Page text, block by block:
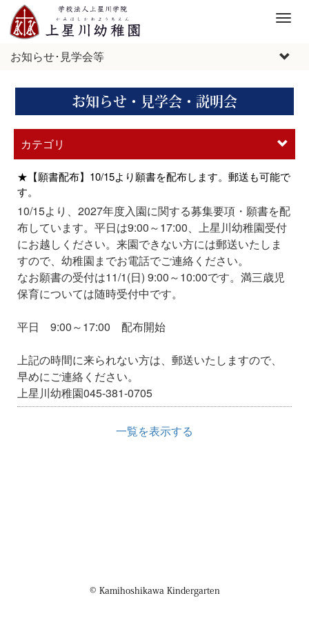
M
n
お知らせ･見学会等
お知らせ・見学会・説明会
カテゴリ
★【願書配布】10/15より願書を配布します。郵送も可能で
す。
10/15より、2027年度入園に関する募集要項・願書を配
布しています。平日は9:00～17:00、上星川幼稚園受付
にお越しください。来園できない方には郵送いたしま
すので、幼稚園までお電話でご連絡ください。
なお願書の受付は11/1(日) 9:00～10:00です。満三歳児
保育については随時受付中です。
平日 9:00～17:00 配布開始
上記の時間に来られない方は、郵送いたしますので、
早めにご連絡ください。
上星川幼稚園045-381-0705
一覧を表示する
© Kamihoshikawa Kindergarten